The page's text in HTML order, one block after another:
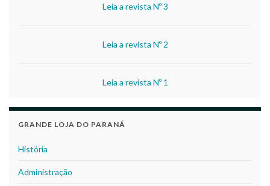
Leia a revista Nº 3
Leia a revista Nº 2
Leia a revista Nº 1
GRANDE LOJA DO PARANÁ
História
Administração